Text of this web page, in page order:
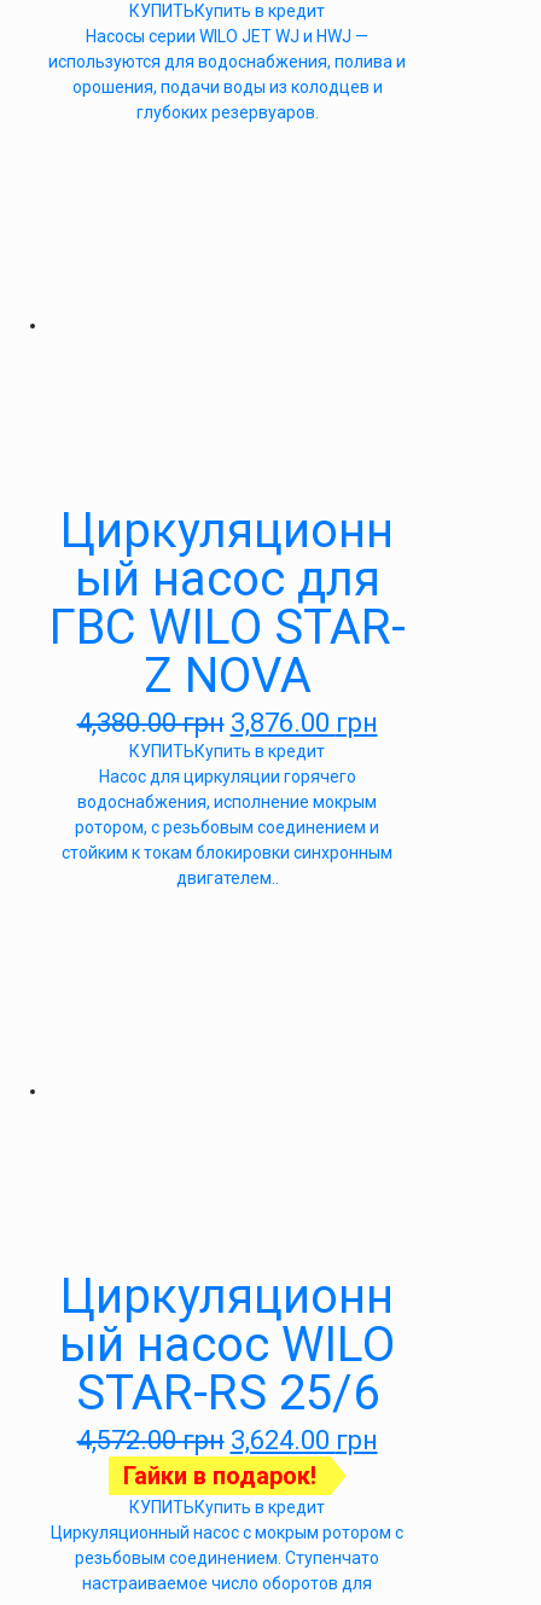
КУПИТЬКупить в кредит
Насосы серии WILO JET WJ и HWJ —
используются для водоснабжения, полива и
орошения, подачи воды из колодцев и
глубоких резервуаров.
Циркуляционн
ый насос для
ГВС WILO STAR-
Z NOVA
4,380.00грн 3,876.00 грн
КУПИТЬКупить в кредит
Насос для циркуляции горячего
водоснабжения, исполнение мокрым
ротором, с резьбовым соединением и
стойким к токам блокировки синхронным
двигателем..
Циркуляционн
ый насос WILO
STAR-RS 25/6
4,572.00грн 3,624.00 грн
Гайки в подарок!
КУПИТЬКупить в кредит
Циркуляционный насос с мокрым ротором с
резьбовым соединением. Ступенчато
настраиваемое число оборотов для